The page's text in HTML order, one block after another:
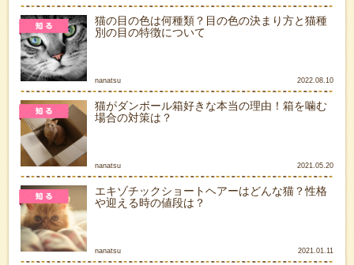
猫の目の色は何種類？目の色の決まり方と猫種
別の目の特徴について
nanatsu 2022.08.10
猫がダンボール箱好きな本当の理由！箱を噛む
場合の対策は？
nanatsu 2021.05.20
エキゾチックショートヘアーはどんな猫？性格
や迎える時の値段は？
nanatsu 2021.01.11